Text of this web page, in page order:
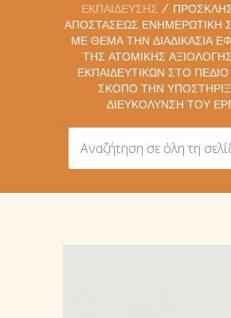
ΕΚΠΑΊΔΕΥΣΗΣ
ΑΠΟΣΤΆΣΕΩΣ ΕΝΗΜΕΡΩΤΙΚΉ
ΜΕ ΘΈΜΑ ΤΗΝ ΔΙΑΔΙΚΑΣΊΑ
ΤΗΣ ΑΤΟΜΙΚΉΣ
ΕΚΠΑΙΔΕΥΤΙΚΏΝ ΣΤΟ
ΣΚΟΠΌ ΤΗΝ
ΔΙΕΥΚΌΛΥΝΣΗ ΤΟΥ